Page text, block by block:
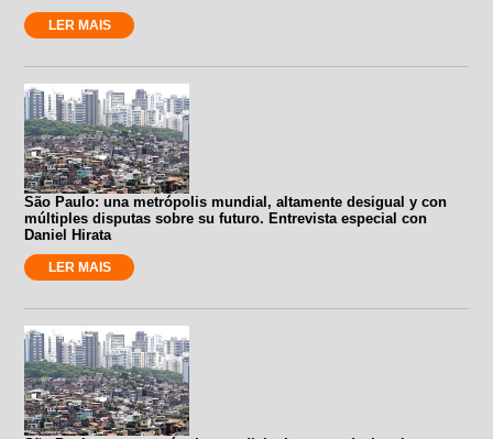
LER MAIS
São Paulo: una metrópolis mundial, altamente desigual y con
múltiples disputas sobre su futuro. Entrevista especial con
Daniel Hirata
LER MAIS